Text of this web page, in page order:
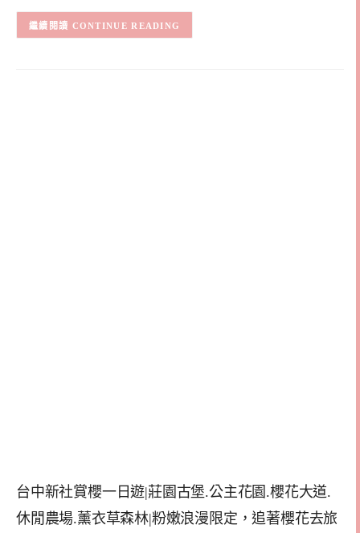
CONTINUE READING
台中新社賞櫻一日遊|莊園古堡.公主花園.櫻花大道.
休閒農場.薰衣草森林|粉嫩浪漫限定，追著櫻花去旅